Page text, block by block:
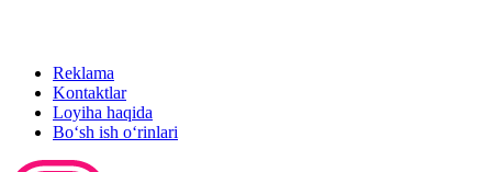
Reklama
Kontaktlar
Loyiha haqida
Bo‘sh ish o‘rinlari